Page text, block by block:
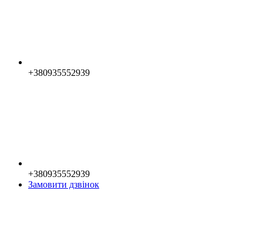
+380935552939
+380935552939
Замовити дзвінок